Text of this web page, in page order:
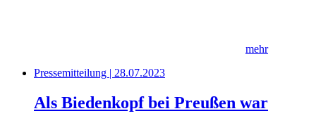
mehr
Pressemitteilung | 28.07.2023
Als Biedenkopf bei Preußen war